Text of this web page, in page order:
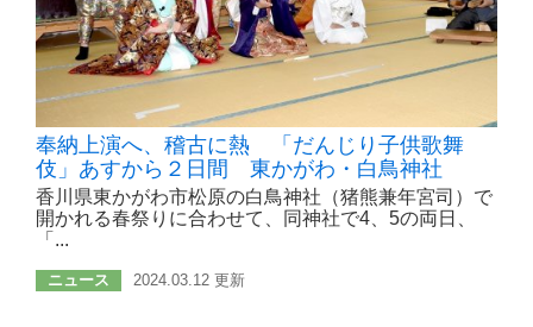
奉納上演へ、稽古に熱 「だんじり子供歌舞
伎」あすから２日間 東かがわ・白鳥神社
香川県東かがわ市松原の白鳥神社（猪熊兼年宮司）で
開かれる春祭りに合わせて、同神社で4、5の両日、
「...
ニュース 2024.03.12 更新